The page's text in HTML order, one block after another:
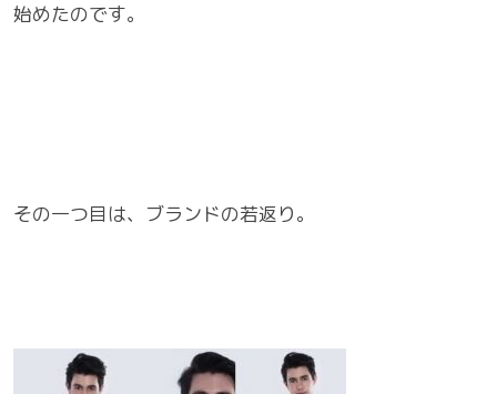
始めたのです。
その一つ目は、ブランドの若返り。